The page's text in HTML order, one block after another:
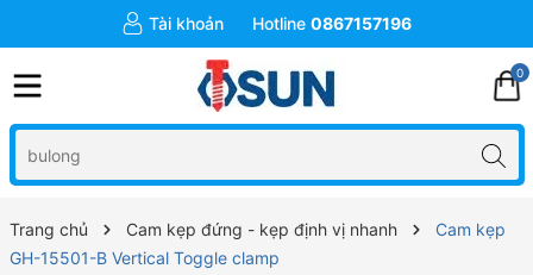
Tài khoản Hotline 0867157196
0
Trang chủ Cam kẹp đứng - kẹp định vị nhanh
Cam kẹp
GH-15501-B Vertical Toggle clamp